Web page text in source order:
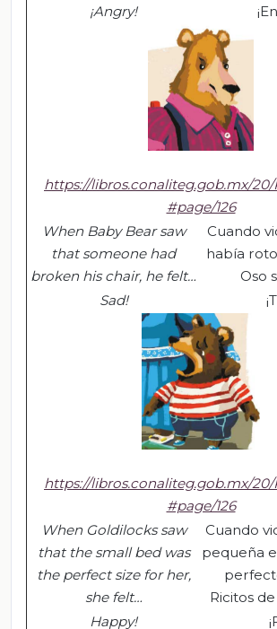
¡Angry!
https://libros.conaliteg.gob.mx/20/
#page/126
When Baby Bear saw
that someone had
broken his chair, he felt…
Cuando
había
Oso
Sad!
https://libros.conaliteg.gob.mx/20/
#page/126
When Goldilocks saw
that the small bed was
the perfect size for her,
she felt…
Cuando
pequeña
Ricitos
Happy!